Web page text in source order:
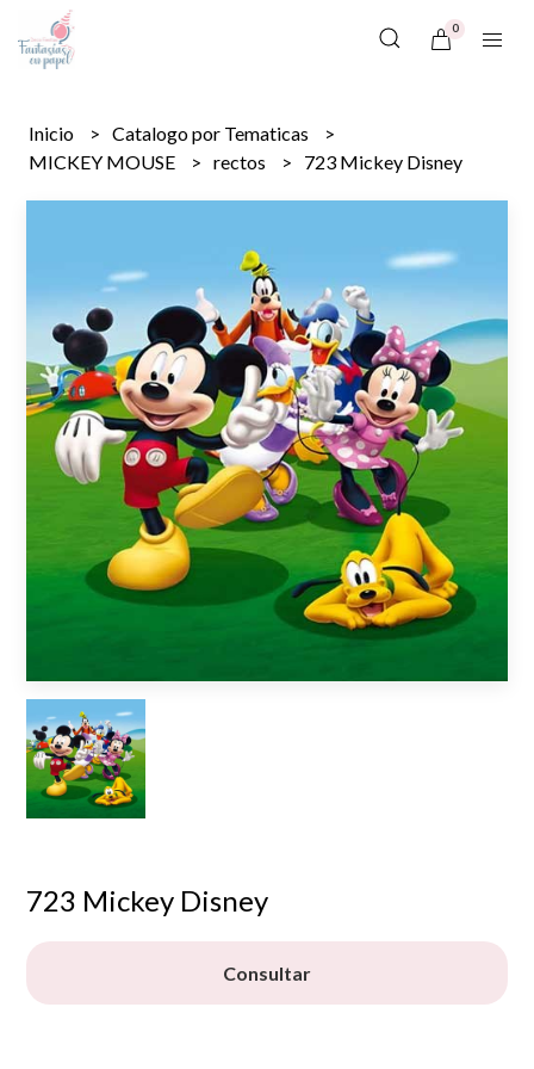
0
Inicio
Catalogo por Tematicas
MICKEY MOUSE
rectos 723 Mickey Disney
723 Mickey Disney
Consultar